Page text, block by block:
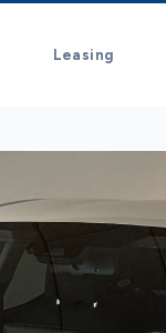
Leasing